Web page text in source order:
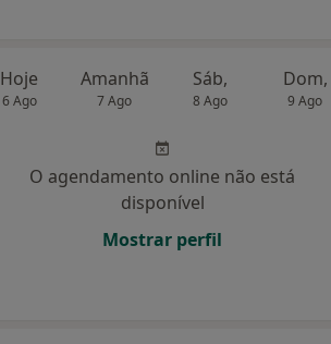
Hoje
6 Ago
Amanhã
7 Ago
Sáb,
8 Ago
Dom,
9 Ago
O agendamento online não está
disponível
Mostrar perfil